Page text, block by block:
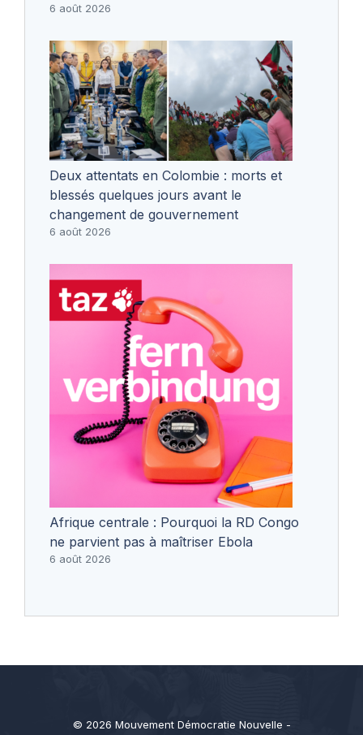
6 août 2026
Deux attentats en Colombie : morts et
blessés quelques jours avant le
changement de gouvernement
6 août 2026
Afrique centrale : Pourquoi la RD Congo
ne parvient pas à maîtriser Ebola
6 août 2026
© 2026 Mouvement Démocratie Nouvelle -